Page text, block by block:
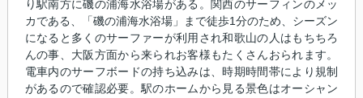
り駅南方に磯の浦海水浴場がある。関西のサーフィンのメッ
カである、「磯の浦海水浴場」まで徒歩1分のため、シーズン
になると多くのサーファーが利用され和歌山の人はもちちろ
んの事、大阪方面から来られお客様もたくさんおられます。
電車内のサーフボードの持ち込みは、時期時間帯により規制
があるので確認必要。駅のホームから見る景色はオーシャン